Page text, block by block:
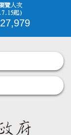
覽人次
起)